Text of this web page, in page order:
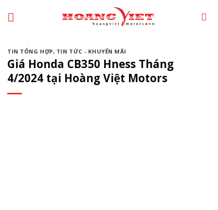
đến
dungTIN TỔNG HỢP, TIN TỨC - KHUYẾN MÃI
Giá Honda CB350 Hness Tháng
4/2024 tại Hoàng Việt Motors